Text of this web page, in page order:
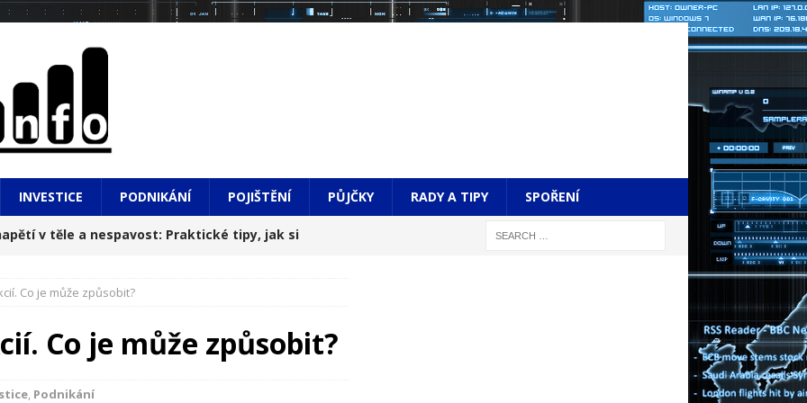
INVESTICE PODNIKÁNÍ POJIŠTĚNÍ PŮJČKY RADY A TIPY SPOŘENÍ
v těle a nespavost: Praktické tipy, jak si
výsledky a do toho diplomová práce: Realita, o
NOVINKY
Co je může způsobit?
Co je může způsobit?
, Podnikání